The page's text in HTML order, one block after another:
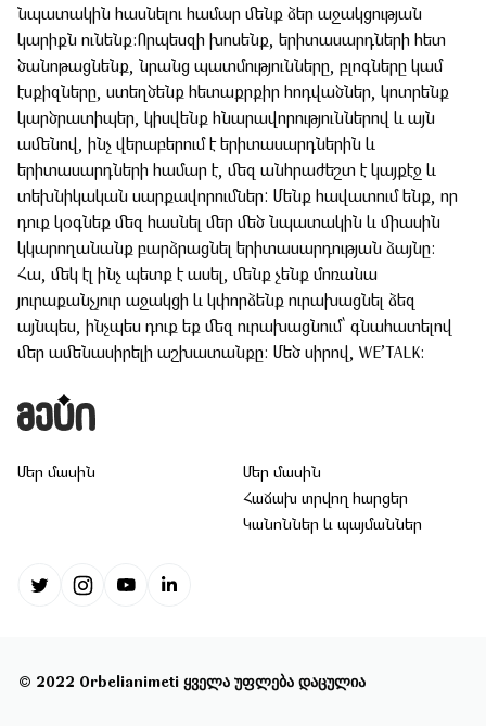
նպատակին հասնելու համար մենք ձեր աջակցության
կարիքն ունենք։Որպեսզի խոսենք, երիտասարդների հետ
ծանոթացնենք, նրանց պատմությունները, բլոգները կամ
էսքիզները, ստեղծենք հետաքրքիր հոդվածներ, կոտրենք
կարծրատիպեր, կիսվենք հնարավորություններով և այն
ամենով, ինչ վերաբերում է երիտասարդներին և
երիտասարդների համար է, մեզ անհրաժեշտ է կայքէջ և
տեխնիկական սարքավորումներ: Մենք հավատում ենք, որ
դուք կօգնեք մեզ հասնել մեր մեծ նպատակին և միասին
կկարողանանք բարձրացնել երիտասարդության ձայնը։
Հա, մեկ էլ ինչ պետք է ասել, մենք չենք մոռանա
յուրաքանչյուր աջակցի և կփորձենք ուրախացնել ձեզ
այնպես, ինչպես դուք եք մեզ ուրախացնում՝ գնահատելով
մեր ամենասիրելի աշխատանքը։ Մեծ սիրով, WE’TALK։
Մեր մասին
Մեր մասին
Հաճախ տրվող հարցեր
Կանոններ և պայմաններ
© 2022 Orbelianimeti ყველა უფლება დაცულია